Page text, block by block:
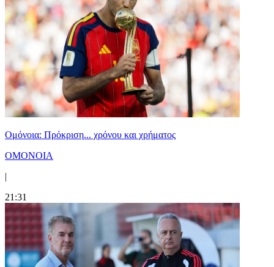
Ομόνοια: Πρόκριση... χρόνου και χρήματος
ΟΜΟΝΟΙΑ
|
21:31